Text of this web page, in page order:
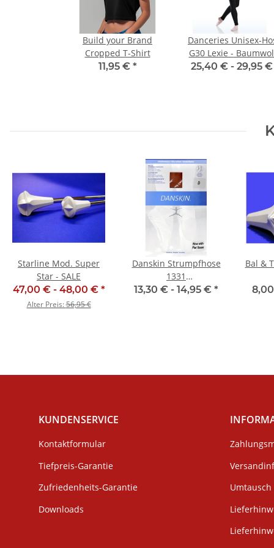
Build your Brand
Cropped T-Shirt
11,95 € *
Danceries Unisex-
G30 Lexie -
25,40 € - 29,95
Starline Mod. Super
Star - SALE
47,00 € - 48,00 € *
Alter Preis:56,95 €
Danskin Strumpfhose
1331
Erwachsenengröße
13,30 € - 14,95 € *
Bal &
KUNDENSERVICE
Kontaktformular
Tiefpreis-Garantie
Zufriedenheits-Garantie
Downloads